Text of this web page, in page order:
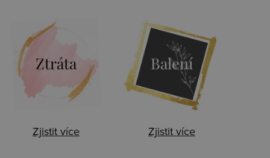
Ztráta
Zjistit více
Balení
Zjistit více